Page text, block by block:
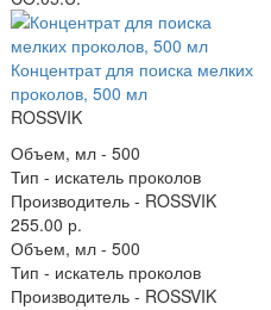
Концентрат для поиска мелких
проколов, 500 мл
ROSSVIK
Объем, мл - 500
Тип - искатель проколов
Производитель - ROSSVIK
255.00 р.
Объем, мл - 500
Тип - искатель проколов
Производитель - ROSSVIK